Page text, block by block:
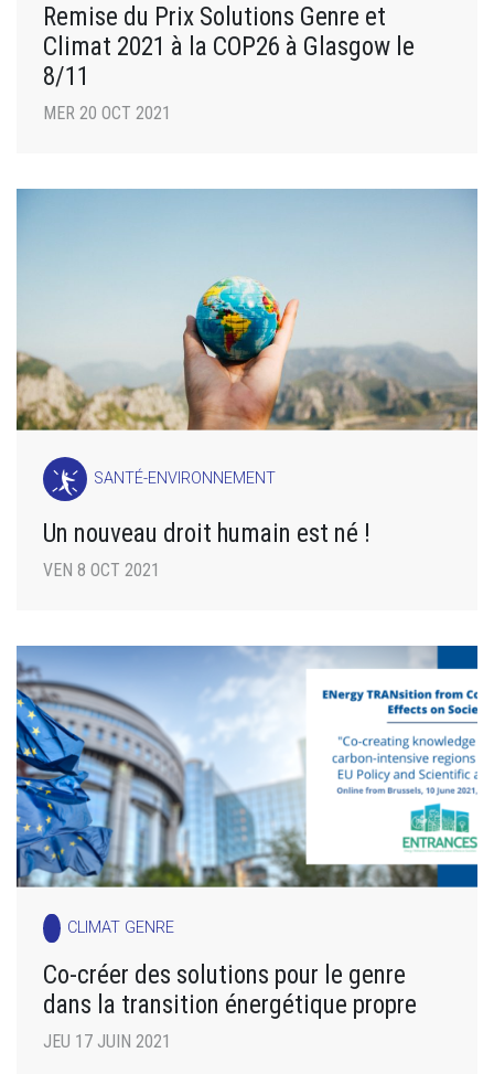
Remise du Prix Solutions Genre et
Climat 2021 à la COP26 à Glasgow le
8/11
MER 20 OCT 2021
SANTÉ-ENVIRONNEMENT
Un nouveau droit humain est né !
VEN 8 OCT 2021
CLIMAT GENRE
Co-créer des solutions pour le genre
dans la transition énergétique propre
JEU 17 JUIN 2021